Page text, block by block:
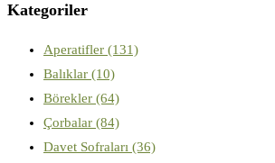
Kategoriler
Aperatifler (131)
Balıklar (10)
Börekler (64)
Çorbalar (84)
Davet Sofraları (36)